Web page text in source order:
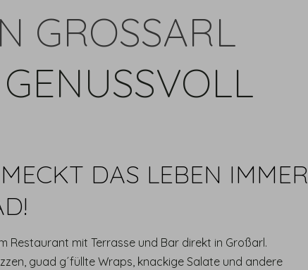
GROSSARL
DAS LEBEN IMMER
Restaurant mit Terrasse und Bar direkt in Großarl.
guad g´füllte Wraps, knackige Salate und andere